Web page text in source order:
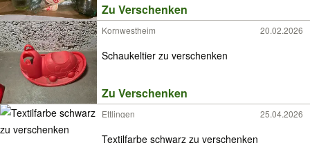
Zu Verschenken
Kornwestheim 20.02.2026
Schaukeltier zu verschenken
Zu Verschenken
Ettlingen 25.04.2026
Textilfarbe schwarz zu verschenken